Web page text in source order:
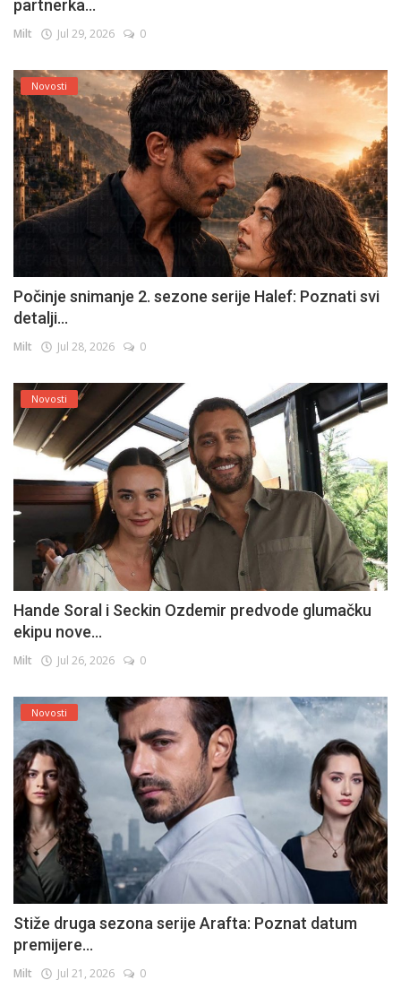
partnerka...
Milt Jul 29, 2026 0
Novosti
Počinje snimanje 2. sezone serije Halef: Poznati svi
detalji...
Milt Jul 28, 2026 0
Novosti
Hande Soral i Seckin Ozdemir predvode glumačku
ekipu nove...
Milt Jul 26, 2026 0
Novosti
Stiže druga sezona serije Arafta: Poznat datum
premijere...
Milt Jul 21, 2026 0